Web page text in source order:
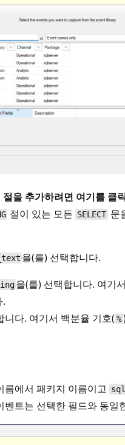
절을 추가하려면 여기를 클
절이 있는 모든 SELECT 문
을(를) 선택합니다.
을(를) 선택합니다. 여기
.
니다. 여기서 백분율 기호(%
름에서 패키지 이름이고
벤트는 선택한 필드와 동일